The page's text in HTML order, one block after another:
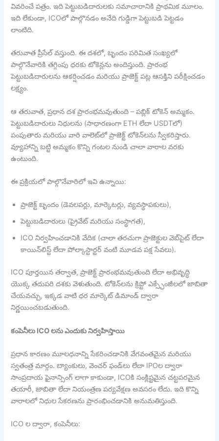
వివరించే పత్రం. ఇది పెట్టుబడిదారులకు సమాచారానికి ప్రాథమిక మూలం.
ఇది లేకుండా, ICOలో పాల్గొనడం అనేది గుడ్డిగా పెట్టుబడి పెట్టడం
లాంటిది.
తరువాత ప్రీసేల్ వస్తుంది. ఈ దశలో, బృందం పరిమిత సంఖ్యలో
పాల్గొనేవారికి తగ్గింపు ధరకు టోకెన్లను అందిస్తుంది. ప్రారంభ
పెట్టుబడిదారులను ఆకర్షించడం మరియు ప్రాజెక్ట్ పట్ల ఆసక్తిని పరీక్షించడం
లక్ష్యం.
ఆ తరువాత, ప్రధాన దశ ప్రారంభమవుతుంది – పబ్లిక్ టోకెన్ అమ్మకం.
పెట్టుబడిదారులు నిధులను (సాధారణంగా ETH లేదా USDTలో)
పంపుతారు మరియు వారి వాలెట్‌లో ప్రాజెక్ట్ టోకెన్‌లను స్వీకరిస్తారు.
వ్యూహాన్ని బట్టి అమ్మకం కొన్ని గంటల నుండి చాలా వారాల వరకు
ఉంటుంది.
ఈ ప్రక్రియలో పాల్గొనేవారిలో ఇవి ఉన్నాయి:
ప్రాజెక్ట్ బృందం (డెవలపర్లు, మార్కెటర్లు, వ్యవస్థాపకులు),
పెట్టుబడిదారులు (ప్రైవేట్ మరియు సంస్థాగత),
ICO నిర్వహించడానికి వేదిక (చాలా తరచుగా ప్రాజెక్టుల వెబ్‌సైట్ లేదా
కాయిన్‌లిస్ట్ లేదా పోల్కాస్టార్టర్ వంటి మూడవ పక్ష సేవలు).
ICO పూర్తయిన తర్వాత, ప్రాజెక్ట్ ప్రారంభమవుతుంది లేదా అభివృద్ధి
యొక్క తదుపరి దశకు వెళుతుంది. టోకెన్‌లను క్రిప్టో ఎక్స్ఛేంజీలలో జాబితా
చేయవచ్చు, ఇక్కడ వాటి ధర మార్కెట్ డిమాండ్ ద్వారా
నిర్ణయించబడుతుంది.
కంపెనీలు ICO లను ఎందుకు నిర్వహిస్తాయి
ప్రధాన కారణం మూలధనాన్ని సేకరించడానికి వేగవంతమైన మరియు
స్వతంత్ర మార్గం. బ్యాంకులు, వెంచర్ ఫండ్‌లు లేదా IPOల ద్వారా
సాంప్రదాయ ఫైనాన్సింగ్ లాగా కాకుండా, ICOకి సంక్లిష్టమైన చట్టపరమైన
తయారీ, జాబితా లేదా నియంత్రణ పర్యవేక్షణ అవసరం లేదు. ఇది కొన్ని
వారాలలో నిధుల సేకరణను ప్రారంభించడానికి అనుమతిస్తుంది.
ICO ల ద్వారా, కంపెనీలు: